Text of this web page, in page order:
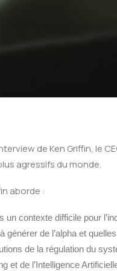
de Ken Griffin, le
agressifs du monde.
aborde :
un contexte difficile pour
générer de l’alpha et
de la régulation du
et de l’Intelligence